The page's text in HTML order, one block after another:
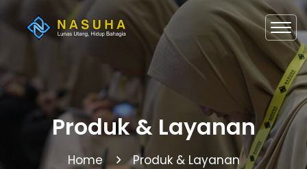
Produk & Layanan
Home Produk & Layanan